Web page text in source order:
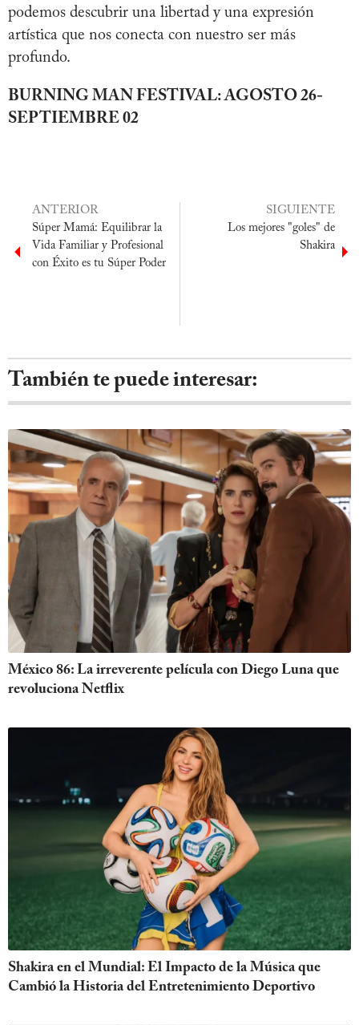
podemos descubrir una libertad y una expresión
artística que nos conecta con nuestro ser más
profundo.
BURNING MAN FESTIVAL: AGOSTO 26-
SEPTIEMBRE 02
ANTERIOR
Súper Mamá: Equilibrar la
Vida Familiar y Profesional
con Éxito es tu Súper Poder
SIGUIENTE
Los mejores "goles" de
Shakira
También te puede interesar:
México 86: La irreverente película con Diego Luna que
revoluciona Netflix
Shakira en el Mundial: El Impacto de la Música que
Cambió la Historia del Entretenimiento Deportivo